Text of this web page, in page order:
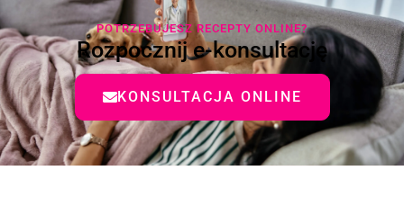
POTRZEBUJESZ RECEPTY ONLINE?
Rozpocznij e-konsultację
KONSULTACJA ONLINE